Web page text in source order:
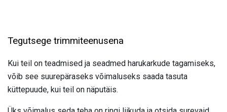
Tegutsege trimmiteenusena
Kui teil on teadmised ja seadmed harukarkude tagamiseks,
võib see suurepäraseks võimaluseks saada tasuta
küttepuude, kui teil on näputäis.